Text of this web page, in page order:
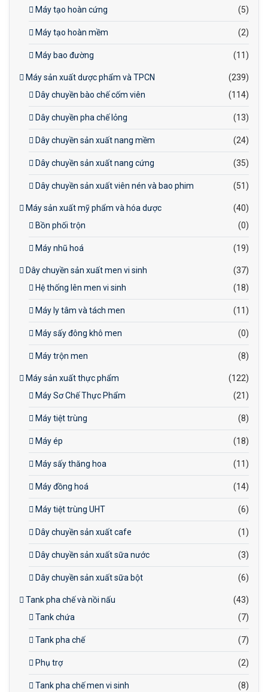
Máy tạo hoàn cứng (5)
Máy tạo hoàn mềm (2)
Máy bao đường (11)
Máy sản xuất dược phẩm và TPCN
(239)
Dây chuyền bào chế cốm viên
(114)
Dây chuyền pha chế lỏng (13)
Dây chuyền sản xuất nang mềm (24)
Dây chuyền sản xuất nang cứng (35)
Dây chuyền sản xuất viên nén và bao phim (51)
Máy sản xuất mỹ phẩm và hóa dược
(40)
Bồn phối trộn
(0)
Máy nhũ hoá (19)
Dây chuyền sản xuất men vi sinh
(37)
Hệ thống lên men vi sinh
(18)
Máy ly tâm và tách men (11)
Máy sấy đông khô men (0)
Máy trộn men (8)
Máy sản xuất thực phẩm
(122)
Máy Sơ Chế Thực Phẩm
(21)
Máy tiệt trùng (8)
Máy ép (18)
Máy sấy thăng hoa (11)
Máy đồng hoá (14)
Máy tiệt trùng UHT (6)
Dây chuyền sản xuất cafe (1)
Dây chuyền sản xuất sữa nước (3)
Dây chuyền sản xuất sữa bột (6)
Tank pha chế và nồi nấu
(43)
Tank chứa
(7)
Tank pha chế (7)
Phụ trợ (2)
Tank pha chế men vi sinh (8)